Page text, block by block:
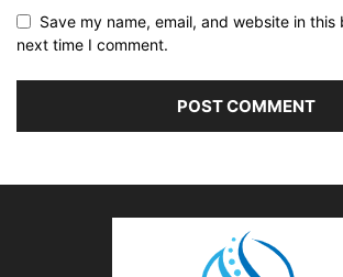
Save my name, email, and website in this
next time I comment.